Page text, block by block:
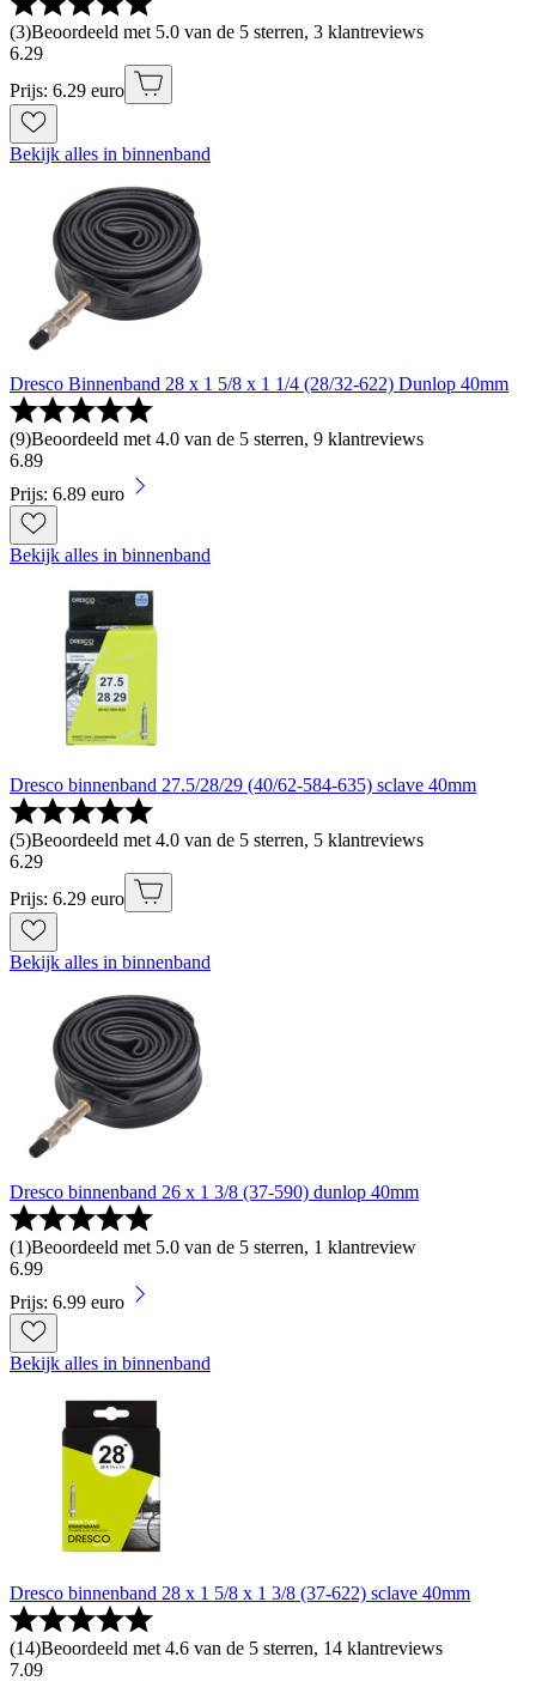
(3)Beoordeeld met 5.0 van de 5 sterren, 3 klantreviews
6.29
Prijs: 6.29 euro
Bekijk alles in binnenband
Dresco Binnenband 28 x 1 5/8 x 1 1/4 (28/32-622) Dunlop 40mm
(9)Beoordeeld met 4.0 van de 5 sterren, 9 klantreviews
6.89
Prijs: 6.89 euro
Bekijk alles in binnenband
Dresco binnenband 27.5/28/29 (40/62-584-635) sclave 40mm
(5)Beoordeeld met 4.0 van de 5 sterren, 5 klantreviews
6.29
Prijs: 6.29 euro
Bekijk alles in binnenband
Dresco binnenband 26 x 1 3/8 (37-590) dunlop 40mm
(1)Beoordeeld met 5.0 van de 5 sterren, 1 klantreview
6.99
Prijs: 6.99 euro
Bekijk alles in binnenband
Dresco binnenband 28 x 1 5/8 x 1 3/8 (37-622) sclave 40mm
(14)Beoordeeld met 4.6 van de 5 sterren, 14 klantreviews
7.09